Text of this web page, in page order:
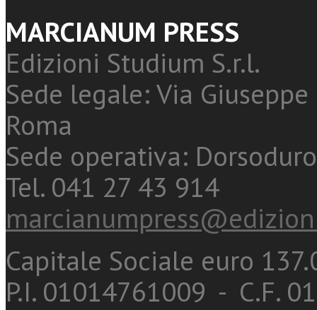
MARCIANUM PRESS
Edizioni Studium S.r.l.
Sede legale: Via
Roma
Sede operativa:
Tel. 041 27 43 914
Capitale Sociale euro
P.I. 01014761009 - C.F.